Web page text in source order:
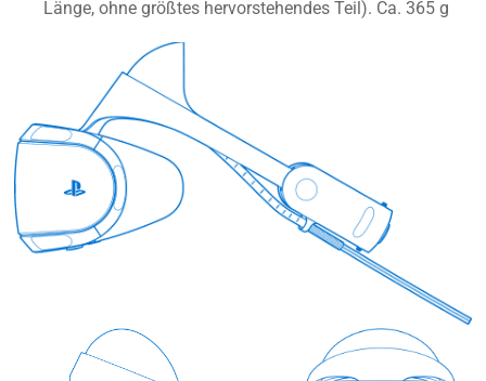
Länge, ohne größtes hervorstehendes Teil). Ca. 365 g